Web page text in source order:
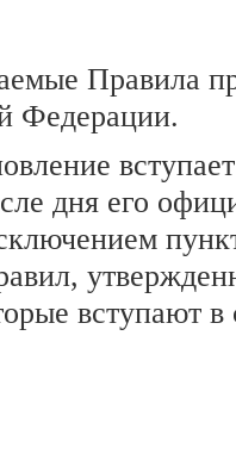
Правила
Федерации.
дня его
вступают в